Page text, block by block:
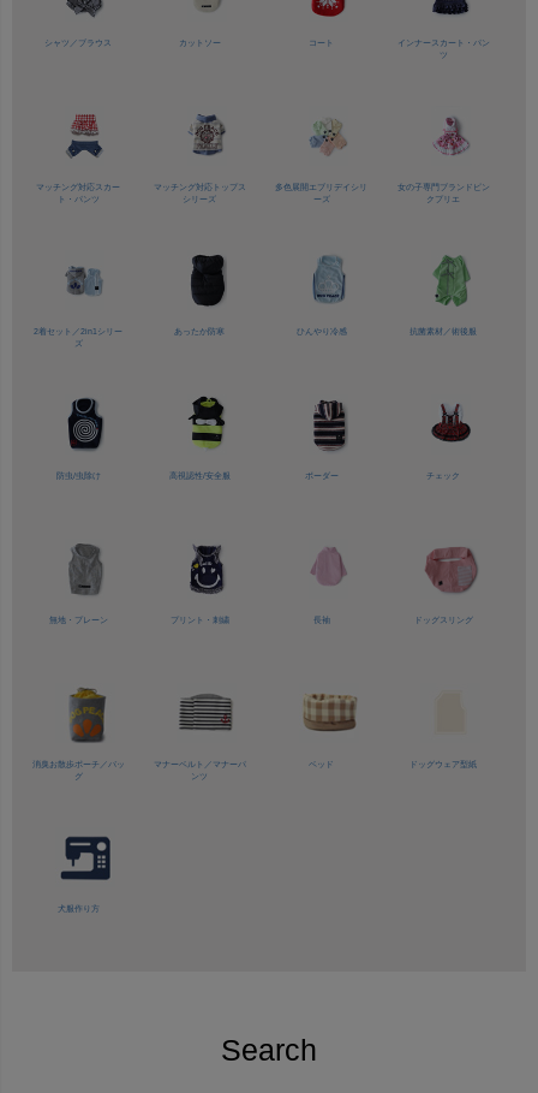
シャツ／ ブラウス カットソー コート
インナースカート・パン
ツ
マッチング対応スカー
ト・パンツ
マッチング対応トップス
シリーズ
多色展開 エブリデイシリ
ーズ
女の子専門ブランド ピン
クプリエ
2着セット／2in1シリー
ズ
あったか防寒 ひんやり冷感 抗菌素材／術後服
防虫/虫除け 高視認性/安全服 ボーダー チェック
無地・プレーン プリント・刺繍 長袖 ドッグスリング
消臭お散歩ポーチ／バッ
グ
マナーベルト／ マナーパ
ンツ
ベッド ドッグウェア型紙
犬服作り方
Search